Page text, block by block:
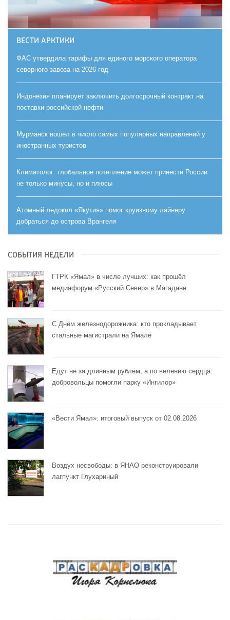
ВЕСТИ АРКТИКИ
ФАС утвердила тарифы для единого морского оператора
северного завоза на 2026 год
Индонезия планирует заключить долгосрочный контракт на
поставки российской нефти
Мурманск вошел в число самых популярных направлений у
иностранных туристов
Климатолог: глобальное потепление может принести России
не только минусы, но и плюсы
Атомный ледокол «Якутия» помог круизному лайнеру
добраться до острова Врангеля
СОБЫТИЯ НЕДЕЛИ
ГТРК «Ямал» в числе лучших: как прошёл
медиафорум «Русский Север» в Магадане
С Днём железнодорожника: кто прокладывает
стальные магистрали на Ямале
Едут не за длинным рублём, а по велению сердца:
добровольцы помогли парку «Ингилор»
«Вести Ямал»: итоговый выпуск от 02.08.2026
Воздух несвободы: в ЯНАО реконструировали
лагпункт Глухариный